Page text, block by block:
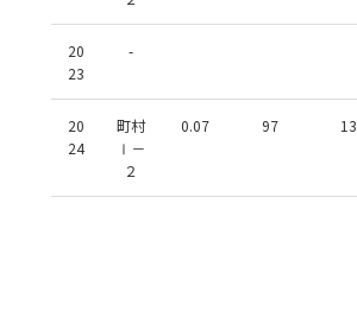
20
23
-
20
24
町村
Ⅰ－
２
0.07 97